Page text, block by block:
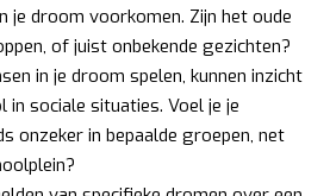
je droom voorkomen. Zijn het oude
of juist onbekende gezichten?
in je droom spelen, kunnen inzicht
in sociale situaties. Voel je je
onzeker in bepaalde groepen, net